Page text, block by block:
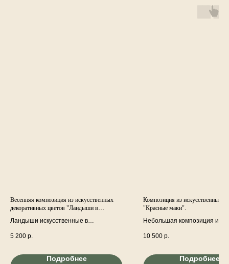
Весенняя композиция из искусственных
декоративных цветов "Ландыши в
Ландыши искусственные в
5 200 р.
Подробнее
Композиция из искусственных
"Красные маки".
Небольшая композиция из
декоративной оранжевой
10 500 р.
Подробнее